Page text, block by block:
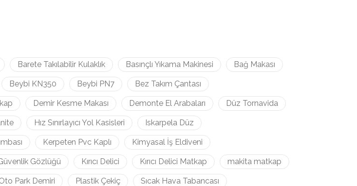
Barete Takılabilir Kulaklık Basınçlı Yıkama Makinesi Bağ Makası
Beybi KN350 Beybi PN7 Bez Takım Çantası
Demir Kesme Makası Demonte El Arabaları Düz Tornavida
Hız Sınırlayıcı Yol Kasisleri Iskarpela Düz
Kerpeten Pvc Kaplı Kimyasal İş Eldiveni
Gözlüğü Kırıcı Delici Kırıcı Delici Matkap makita matkap
Park Demiri Plastik Çekiç Sıcak Hava Tabancası